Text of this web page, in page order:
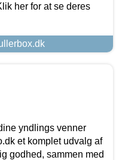
her for at se deres
yndlings venner
et komplet udvalg af
godhed, sammen med